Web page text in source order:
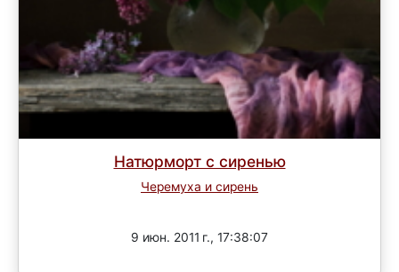
Натюрморт с сиренью
Черемуха и сирень
9 июн. 2011 г., 17:38:07